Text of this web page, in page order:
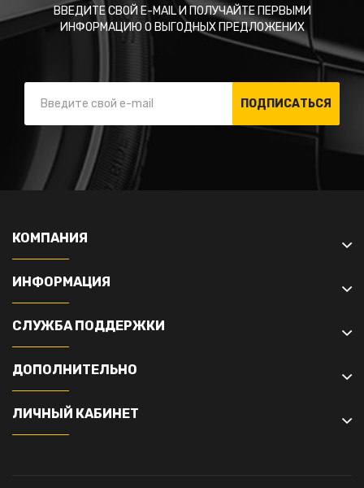
ВВЕДИТЕ СВОЙ E-MAIL И ПОЛУЧАЙТЕ ПЕРВЫМИ
ИНФОРМАЦИЮ О ВЫГОДНЫХ ПРЕДЛОЖЕНИХ
ПОДПИСАТЬСЯ
КОМПАНИЯ
ИНФОРМАЦИЯ
СЛУЖБА ПОДДЕРЖКИ
ДОПОЛНИТЕЛЬНО
ЛИЧНЫЙ КАБИНЕТ